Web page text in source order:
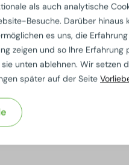
können Sie in der
dass Sie sich einer
Das ist kein Problem.
zu besprechen und
berechnen wir 75 €,
Lieferfrist. Natürlich
als auch analytische
Besuche. Darüber
es uns, die
zeigen und so Ihre
sie unten ablehnen. Wir
später auf der Seite